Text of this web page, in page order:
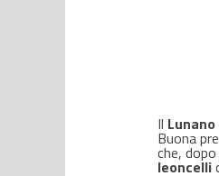
Il
Buona
che,
leoncelli